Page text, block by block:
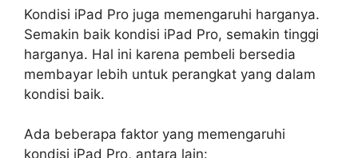
Kondisi iPad Pro juga memengaruhi harganya.
Semakin baik kondisi iPad Pro, semakin tinggi
harganya. Hal ini karena pembeli bersedia
membayar lebih untuk perangkat yang dalam
kondisi baik.
Ada beberapa faktor yang memengaruhi
kondisi iPad Pro, antara lain: